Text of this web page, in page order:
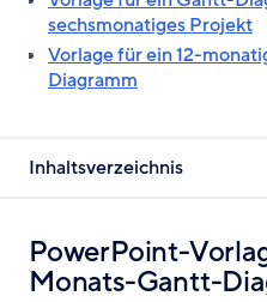
sechsmonatiges Projekt
Vorlage für ein 12-
Diagramm
Inhaltsverzeichnis
PowerPoint-
Monats-Gantt-